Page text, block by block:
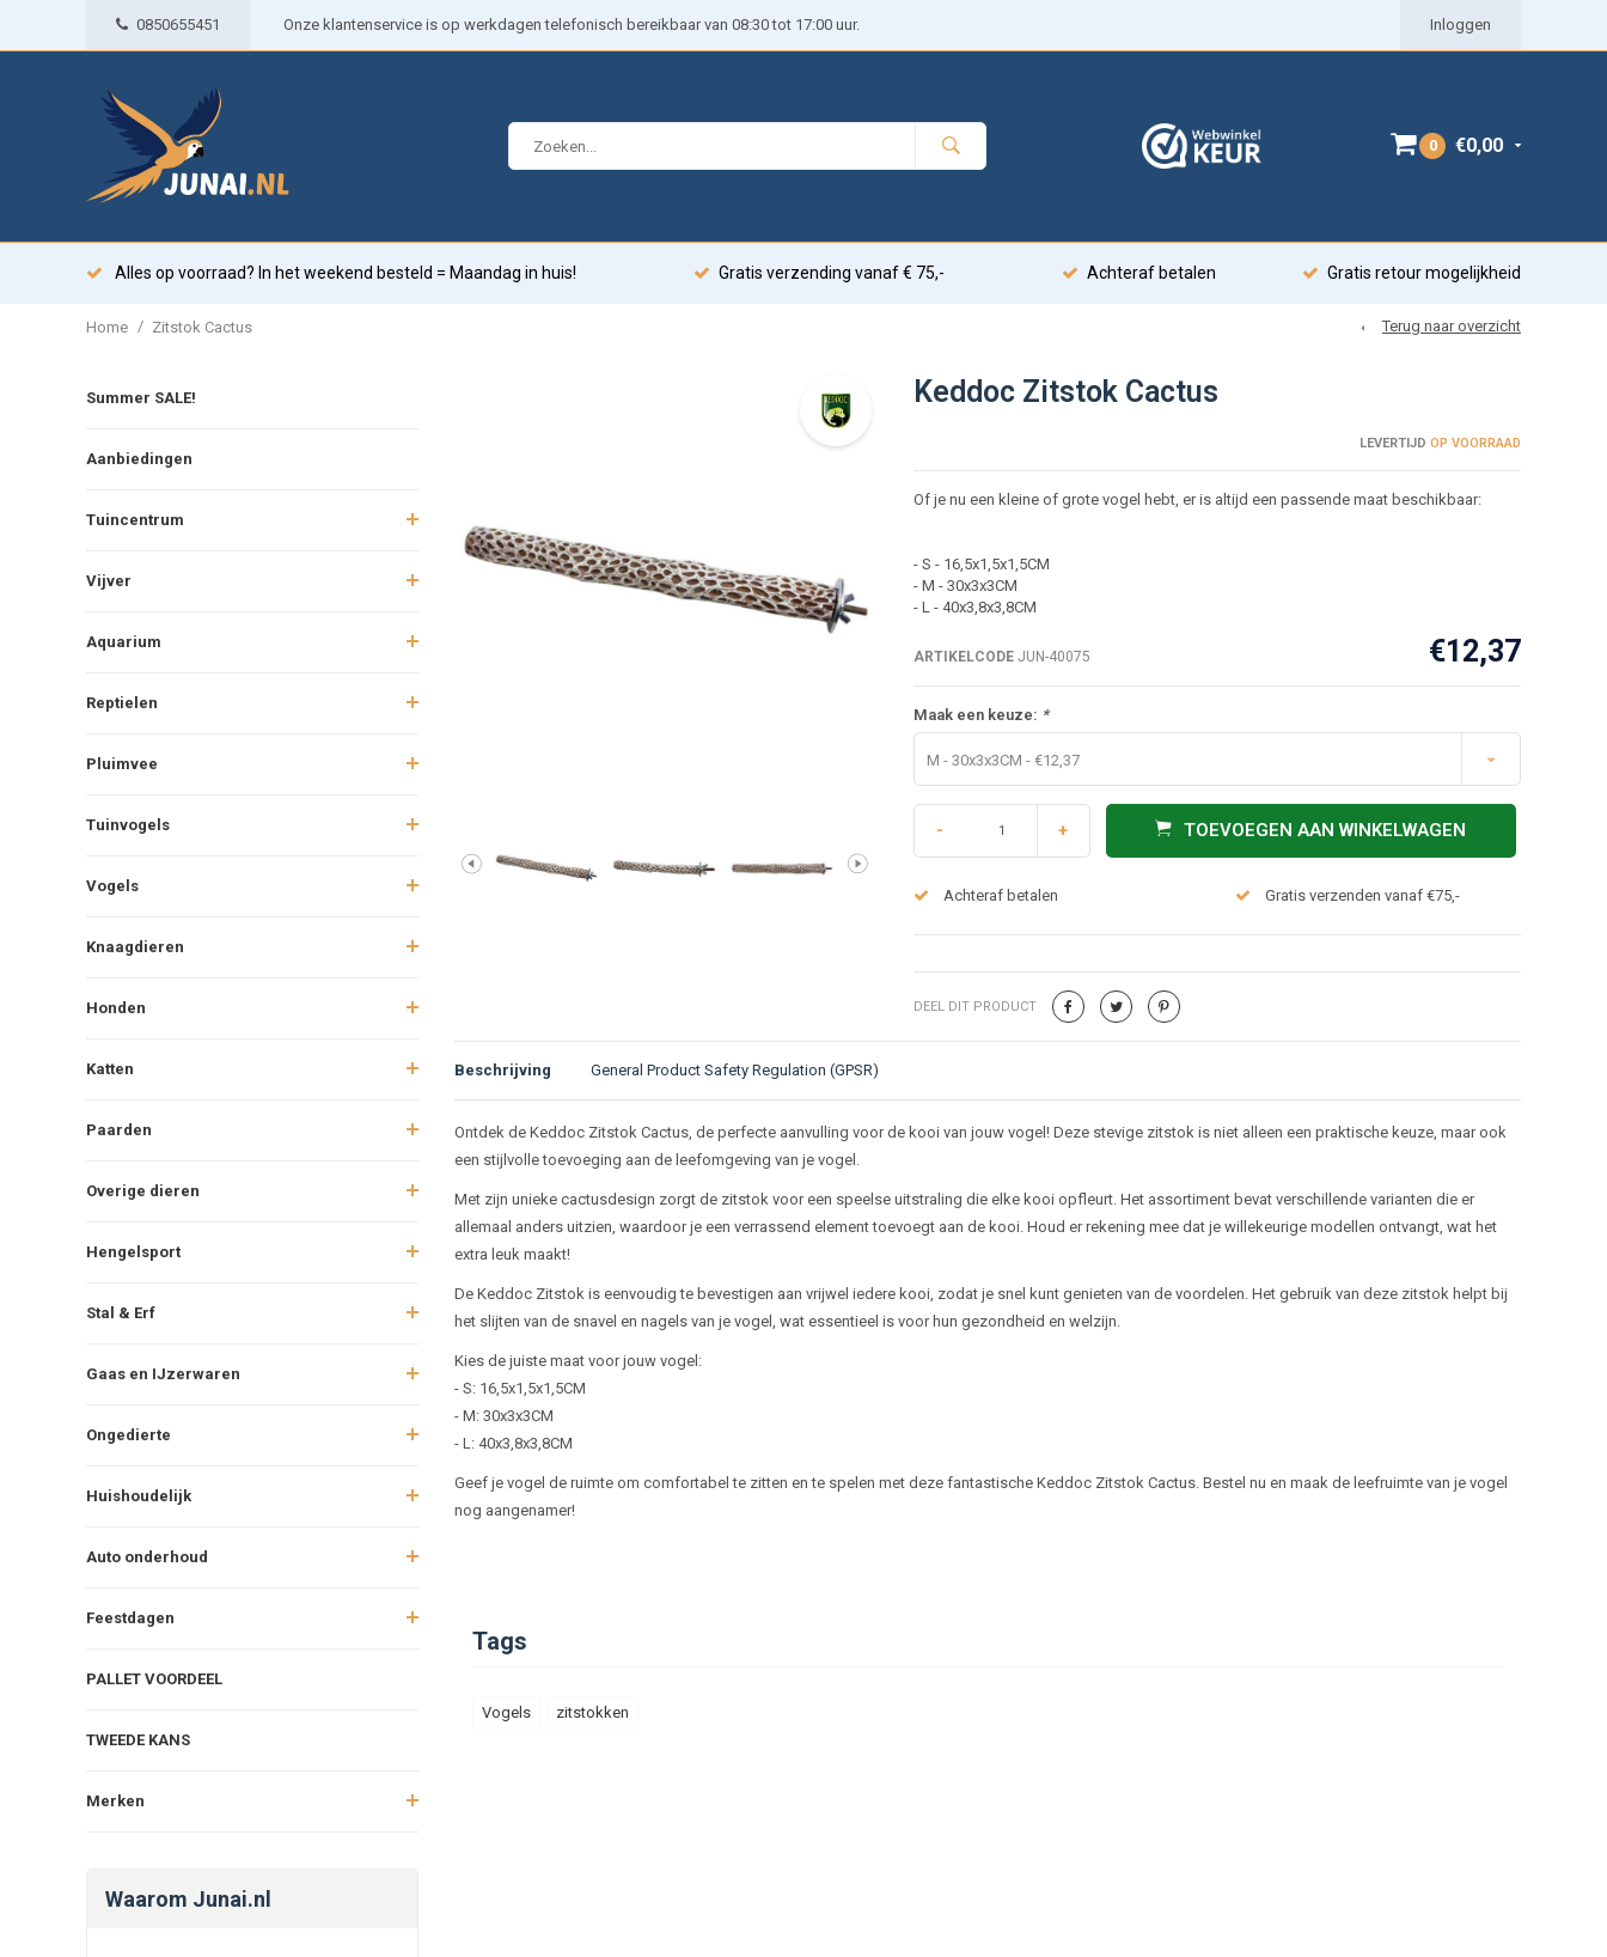
0850655451 Onze klantenservice is op werkdagen telefonisch bereikbaar van 08:30 tot 17:00 uur. Inloggen
0 €0,00
Alles op voorraad? In het weekend besteld = Maandag in huis! Gratis verzending vanaf € 75,- Achteraf betalen Gratis retour mogelijkheid
Home / Zitstok Cactus Terug naar overzicht
Summer SALE!
Aanbiedingen
Tuincentrum
Vijver
Aquarium
Reptielen
Pluimvee
Tuinvogels
Vogels
Knaagdieren
Honden
Katten
Paarden
Overige dieren
Hengelsport
Stal & Erf
Gaas en IJzerwaren
Ongedierte
Huishoudelijk
Auto onderhoud
Feestdagen
PALLET VOORDEEL
TWEEDE KANS
Merken
Waarom Junai.nl
Keddoc Zitstok Cactus
LEVERTIJD OP VOORRAAD
Of je nu een kleine of grote vogel hebt, er is altijd een passende maat beschikbaar:
- S - 16,5x1,5x1,5CM
- M - 30x3x3CM
- L - 40x3,8x3,8CM
ARTIKELCODEJUN-40075 €12,37
Maak een keuze: *
M - 30x3x3CM - €12,37
- + TOEVOEGEN AAN WINKELWAGEN
Achteraf betalen Gratis verzenden vanaf €75,-
DEEL DIT PRODUCT
Beschrijving General Product Safety Regulation (GPSR)
Beschrijving
Ontdek de Keddoc Zitstok Cactus, de perfecte aanvulling voor de kooi van jouw vogel! Deze stevige zitstok is niet alleen een praktische keuze, maar ook
een stijlvolle toevoeging aan de leefomgeving van je vogel.
Met zijn unieke cactusdesign zorgt de zitstok voor een speelse uitstraling die elke kooi opfleurt. Het assortiment bevat verschillende varianten die er
allemaal anders uitzien, waardoor je een verrassend element toevoegt aan de kooi. Houd er rekening mee dat je willekeurige modellen ontvangt, wat het
extra leuk maakt!
De Keddoc Zitstok is eenvoudig te bevestigen aan vrijwel iedere kooi, zodat je snel kunt genieten van de voordelen. Het gebruik van deze zitstok helpt bij
het slijten van de snavel en nagels van je vogel, wat essentieel is voor hun gezondheid en welzijn.
Kies de juiste maat voor jouw vogel:
- S: 16,5x1,5x1,5CM
- M: 30x3x3CM
- L: 40x3,8x3,8CM
Geef je vogel de ruimte om comfortabel te zitten en te spelen met deze fantastische Keddoc Zitstok Cactus. Bestel nu en maak de leefruimte van je vogel
nog aangenamer!
Tags
Vogels zitstokken